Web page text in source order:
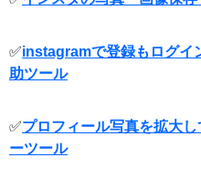
✅instagramで登録もログイ
助ツール
✅プロフィール写真を拡大
ーツール